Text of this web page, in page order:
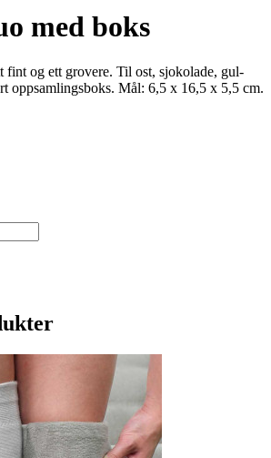
med boks
fint og ett grovere. Til ost, sjokolade, gul­
oppsamlingsboks. Mål: 6,5 x 16,5 x 5,5 cm.